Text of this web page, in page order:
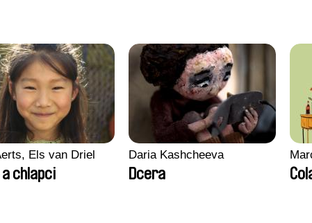
Els van Driel
a chlapci
Daria Kashcheeva
Dcera